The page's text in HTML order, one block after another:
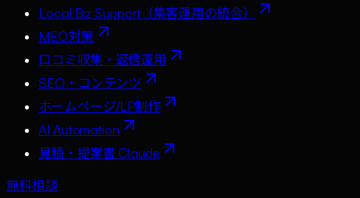
Local Biz Support（集客運用の統合）
MEO対策
口コミ収集・返信運用
SEO・コンテンツ
ホームページ/LP制作
AI Automation
見積・提案書 Claude
無料相談